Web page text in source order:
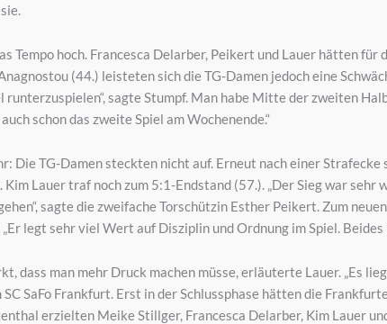
Tempo hoch. Francesca Delarber, Peikert und Lauer hätten für
(44.) leisteten sich die TG-Damen jedoch eine
sagte Stumpf. Man habe Mitte der zweiten
schon das zweite Spiel am Wochenende.“
Die TG-Damen steckten nicht auf. Erneut nach einer
Lauer traf noch zum 5:1-Endstand (57.). „Der Sieg war sehr
sagte die zweifache Torschützin Esther Peikert. Zum
legt sehr viel Wert auf Disziplin und Ordnung im Spiel. Beides
dass man mehr Druck machen müsse, erläuterte Lauer. „Es
SaFo Frankfurt. Erst in der Schlussphase hätten die
erzielten Meike Stillger, Francesca Delarber, Kim Lauer